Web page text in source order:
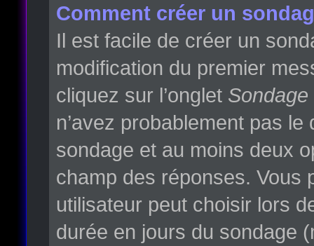
Comment créer un
Il est facile de créer un
modification du premier
cliquez sur l’onglet Sondage
n’avez probablement pas
sondage et au moins deux
champ des réponses. Vous
utilisateur peut choisir lors
durée en jours du sondage